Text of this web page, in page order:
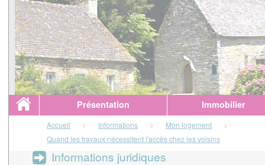
Présentation Immobilier
Accueil > Informations > Mon logement
>
Quand les travaux nécessitent l'accès chez les voisins
Informations juridiques